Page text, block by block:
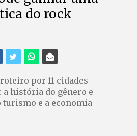
do rock
por 11 cidades
história do gênero e
e a economia